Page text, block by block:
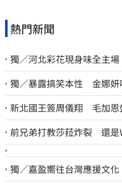
熱門新聞
獨／河北彩花現身味全主
獨／暴露搞笑本性 金娜妍
新北國王簽周儀翔 毛加恩
前兄弟打教莎菈炸裂 還是
獨／嘉盈嚮往台灣應援文